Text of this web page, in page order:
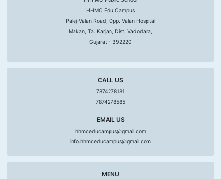
HHMC Edu Campus
Palej-Valan Road, Opp. Valan Hospital
Makan, Ta. Karjan, Dist. Vadodara,
Gujarat - 392220
CALL US
7874278181
7874278585
EMAIL US
hhmceducampus@gmail.com
info.hhmceducampus@gmail.com
MENU